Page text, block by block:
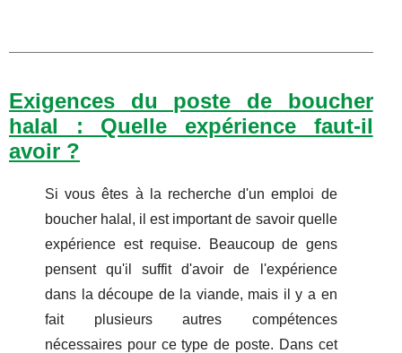
Exigences du poste de boucher
halal : Quelle expérience faut-il
avoir ?
Si vous êtes à la recherche d'un emploi de
boucher halal, il est important de savoir quelle
expérience est requise. Beaucoup de gens
pensent qu'il suffit d'avoir de l'expérience
dans la découpe de la viande, mais il y a en
fait plusieurs autres compétences
nécessaires pour ce type de poste. Dans cet